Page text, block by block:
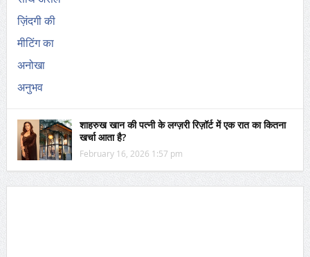
शाहरुख खान की पत्नी के लग्ज़री रिज़ॉर्ट में एक रात का कितना
खर्चा आता है?
February 16, 2026 1:57 pm